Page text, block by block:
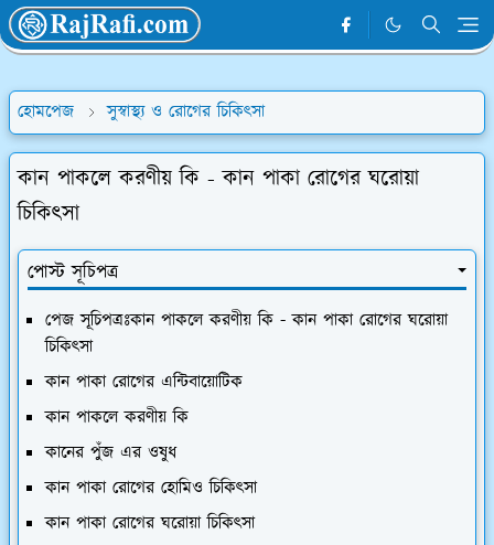
হোমপেজ সুস্বাস্থ্য ও রোগের চিকিৎসা
কান পাকলে করণীয় কি - কান পাকা রোগের ঘরোয়া
চিকিৎসা
পোস্ট সূচিপত্র
পেজ সূচিপত্রঃকান পাকলে করণীয় কি - কান পাকা রোগের ঘরোয়া
চিকিৎসা
কান পাকা রোগের এন্টিবায়োটিক
কান পাকলে করণীয় কি
কানের পুঁজ এর ওষুধ
কান পাকা রোগের হোমিও চিকিৎসা
কান পাকা রোগের ঘরোয়া চিকিৎসা